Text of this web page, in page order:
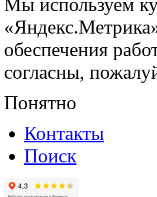
обеспечения
согласны,
Понятно
Контакты
Поиск